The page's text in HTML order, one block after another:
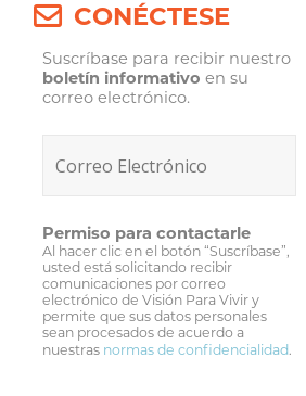
CONÉCTESE
Suscríbase para recibir nuestro
boletín informativo en su
correo electrónico.
Permiso para contactarle
Al hacer clic en el botón “Suscríbase”,
usted está solicitando recibir
comunicaciones por correo
electrónico de Visión Para Vivir y
permite que sus datos personales
sean procesados de acuerdo a
nuestras normas de confidencialidad.